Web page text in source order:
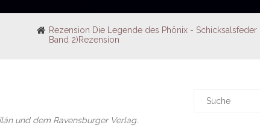
Rezension Die Legende des Phönix -
Band 2)Rezension
und dem Ravensburger Verlag.